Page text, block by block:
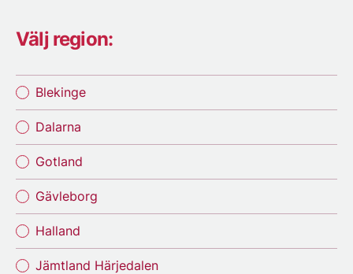
Välj region:
Blekinge
Dalarna
Gotland
Gävleborg
Halland
Jämtland Härjedalen